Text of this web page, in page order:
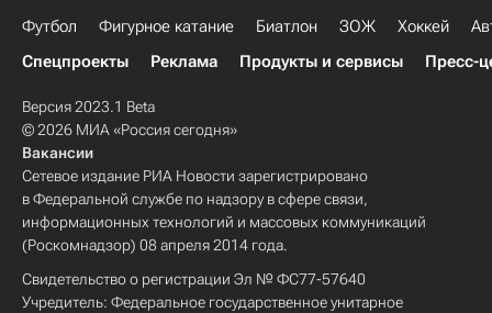
Футбол Фигурное катание Биатлон ЗОЖ Хоккей
Спецпроекты
Реклама Продукты и сервисы Пресс-
Версия 2023.1 Beta
© 2026 МИА «Россия сегодня»
Вакансии
Сетевое издание РИА Новости зарегистрировано
в Федеральной службе по надзору в сфере связи,
информационных технологий и массовых коммуникаций
(Роскомнадзор) 08 апреля 2014 года.
Свидетельство о регистрации Эл № ФС77-57640
Учредитель: Федеральное государственное унитарное